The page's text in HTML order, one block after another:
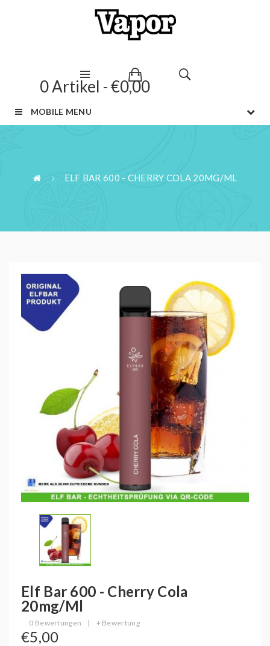
0 Artikel - €0,00
MOBILE MENU
ELF BAR 600 - CHERRY COLA 20MG/ML
Elf Bar 600 - Cherry Cola
20mg/ml
0 Bewertungen | + Bewertung
€5,00